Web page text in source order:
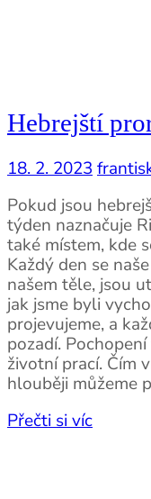
Hebrejští
18. 2. 2023
Pokud jsou
týden naznačuje
také místem, kde
Každý den se
našem těle, jsou
jak jsme byli
projevujeme, a
pozadí.
životní prací. Čím
hlouběji můžeme
Přečti si víc